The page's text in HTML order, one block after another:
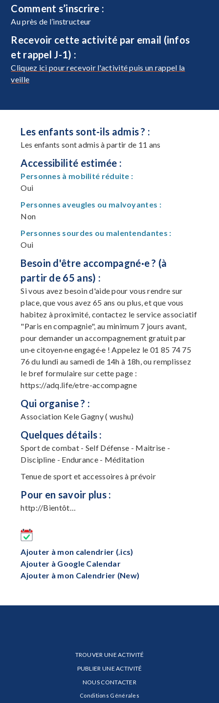
Comment s’inscrire :
Au près de l’instructeur
Recevoir cette activité par email (infos
et rappel J-1) :
Cliquez ici pour recevoir l'activité puis un rappel la
veille
Les enfants sont-ils admis ? :
Les enfants sont admis à partir de 11 ans
Accessibilité estimée :
Personnes à mobilité réduite :
Oui
Personnes aveugles ou malvoyantes :
Non
Personnes sourdes ou malentendantes :
Oui
Besoin d'être accompagné·e ? (à
partir de 65 ans) :
Si vous avez besoin d'aide pour vous rendre sur
place, que vous avez 65 ans ou plus, et que vous
habitez à proximité, contactez le service associatif
"Paris en compagnie", au minimum 7 jours avant,
pour demander un accompagnement gratuit par
un·e citoyen·ne engagé·e ! Appelez le 01 85 74 75
76 du lundi au samedi de 14h à 18h, ou remplissez
le bref formulaire sur cette page :
https://adq.life/etre-accompagne
Qui organise ? :
Association Kele Gagny ( wushu)
Quelques détails :
Sport de combat - Self Défense - Maitrise -
Discipline - Endurance - Méditation
Tenue de sport et accessoires à prévoir
Pour en savoir plus :
http://Bientôt…
Ajouter à mon calendrier (.ics)
Ajouter à Google Calendar
Ajouter à mon Calendrier (New)
TROUVER UNE ACTIVITÉ
PUBLIER UNE ACTIVITÉ
NOUS CONTACTER
Conditions Générales